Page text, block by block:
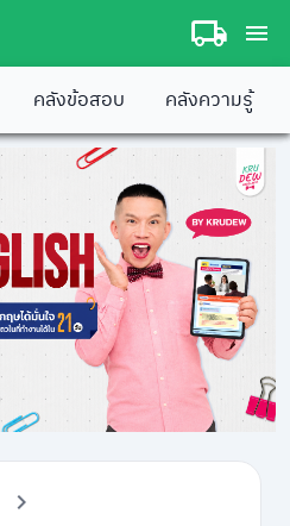
คลังข้อสอบ คลังความรู้